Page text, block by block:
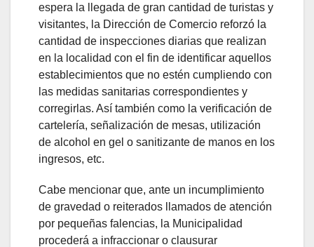
espera la llegada de gran cantidad de turistas y
visitantes, la Dirección de Comercio reforzó la
cantidad de inspecciones diarias que realizan
en la localidad con el fin de identificar aquellos
establecimientos que no estén cumpliendo con
las medidas sanitarias correspondientes y
corregirlas. Así también como la verificación de
cartelería, señalización de mesas, utilización
de alcohol en gel o sanitizante de manos en los
ingresos, etc.
Cabe mencionar que, ante un incumplimiento
de gravedad o reiterados llamados de atención
por pequeñas falencias, la Municipalidad
procederá a infraccionar o clausurar